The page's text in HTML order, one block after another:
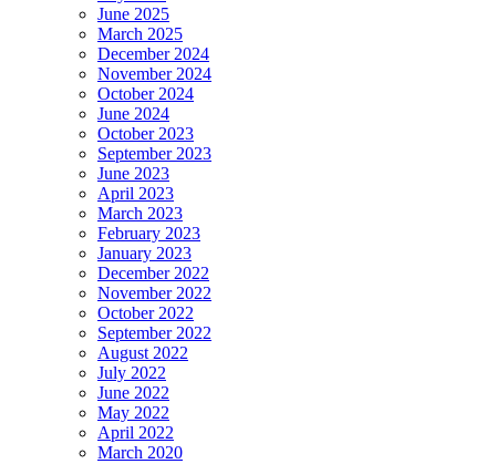
June 2025
March 2025
December 2024
November 2024
October 2024
June 2024
October 2023
September 2023
June 2023
April 2023
March 2023
February 2023
January 2023
December 2022
November 2022
October 2022
September 2022
August 2022
July 2022
June 2022
May 2022
April 2022
March 2020